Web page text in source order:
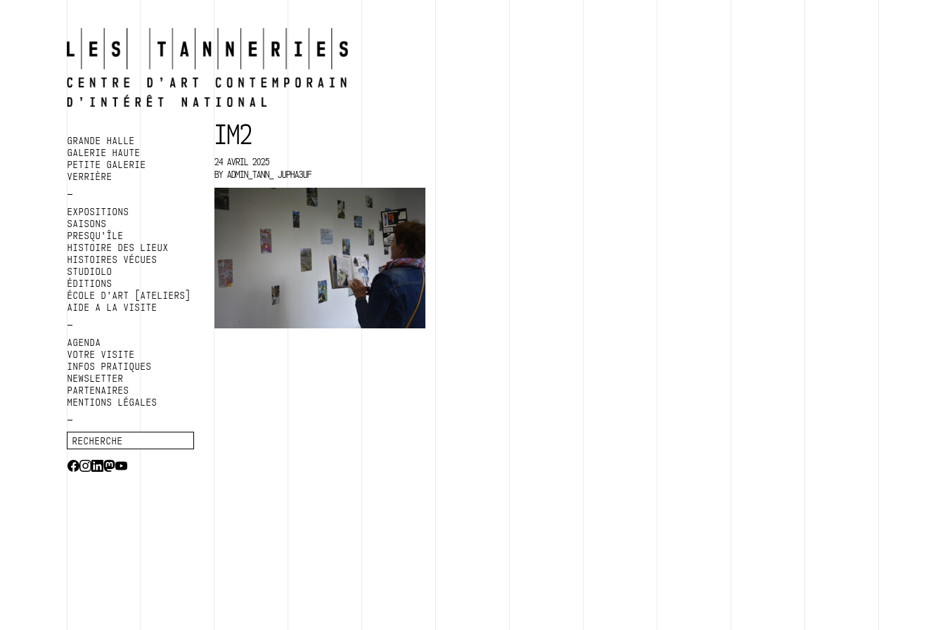
GRANDE HALLE
GALERIE HAUTE
PETITE GALERIE
VERRIÈRE
EXPOSITIONS
SAISONS
PRESQU’ÎLE
HISTOIRE DES LIEUX
HISTOIRES VÉCUES
STUDIOLO
ÉDITIONS
ÉCOLE D’ART [ATELIERS]
AIDE A LA VISITE
AGENDA
VOTRE VISITE
INFOS PRATIQUES
NEWSLETTER
PARTENAIRES
MENTIONS LÉGALES
IM2
24 AVRIL 2025
BY ADMIN_TANN_ JUPHA3UF